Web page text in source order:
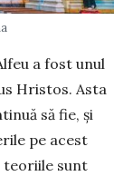
a fost unul
Hristos. Asta
să fie, şi
pe acest
teoriile sunt